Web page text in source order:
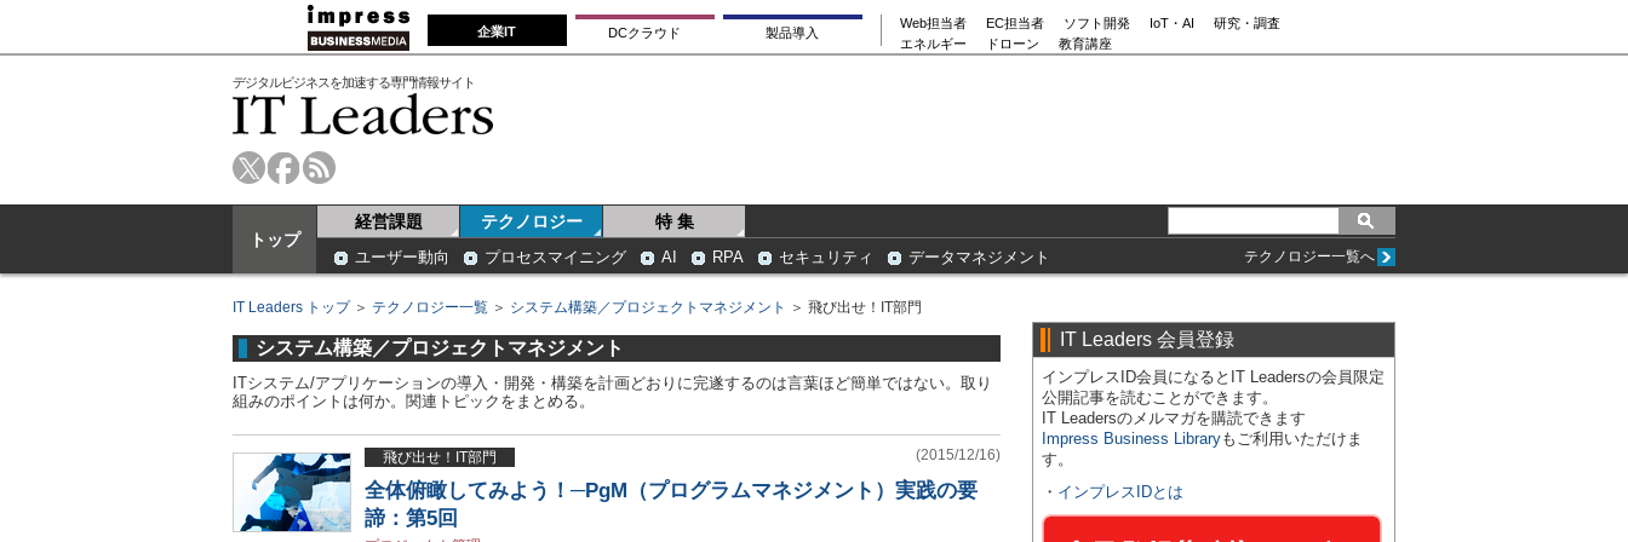
企業IT DCクラウド 製品導入
Web担当者 EC担当者 ソフト開発 IoT・AI
研究・調査
エネルギー
ドローン 教育講座
デジタルビジネスを加速する専門情報サイト
トップ
経営課題 テクノロジー 特 集
ユーザー動向 プロセスマイニング AI RPA セキュリティ データマネジメント テクノロジー一覧へ
IT Leaders トップ＞ テクノロジー一覧 ＞ システム構築／プロジェクトマネジメント ＞ 飛び出せ！IT部門
システム構築／プロジェクトマネジメント
ITシステム/アプリケーションの導入・開発・構築を計画どおりに完遂するのは言葉ほど簡単ではない。取り
組みのポイントは何か。関連トピックをまとめる。
飛び出せ！IT部門 (2015/12/16)
全体俯瞰してみよう！─PgM（プログラムマネジメント）実践の要
諦：第5回
IT Leaders 会員登録
インプレスID会員になるとIT Leadersの会員限定
公開記事を読むことができます。
IT Leadersのメルマガを購読できます
Impress Business Libraryもご利用いただけま
す。
・ インプレスIDとは